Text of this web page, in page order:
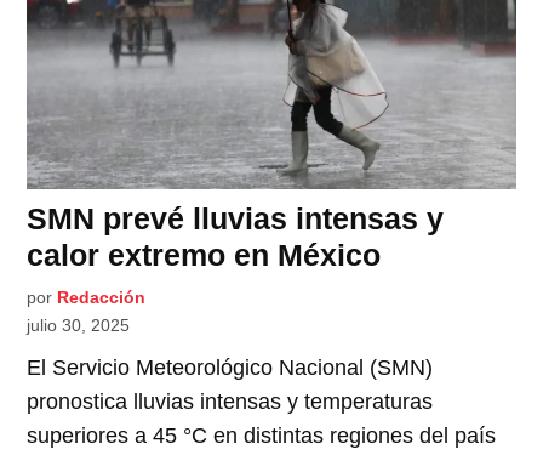
SMN prevé lluvias intensas y
calor extremo en México
por Redacción
julio 30, 2025
El Servicio Meteorológico Nacional (SMN)
pronostica lluvias intensas y temperaturas
superiores a 45 °C en distintas regiones del país